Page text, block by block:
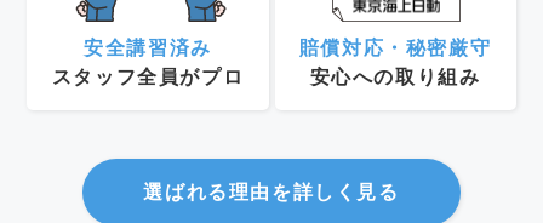
安全講習済み
スタッフ全員がプロ
賠償対応・秘密厳守
安心への取り組み
選ばれる理由を詳しく見る